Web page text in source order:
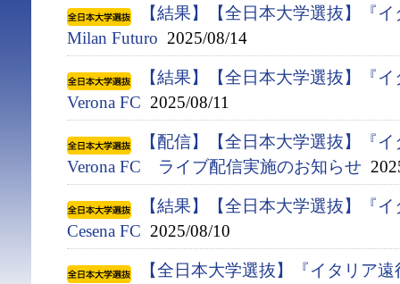
【結果】【全日本大学選抜】『
Milan Futuro 2025/08/14
【結果】【全日本大学選抜】『
Verona FC 2025/08/11
【配信】【全日本大学選抜】『
Verona FC ライブ配信実施のお知らせ
【結果】【全日本大学選抜】『
Cesena FC 2025/08/10
【全日本大学選抜】『イタリア